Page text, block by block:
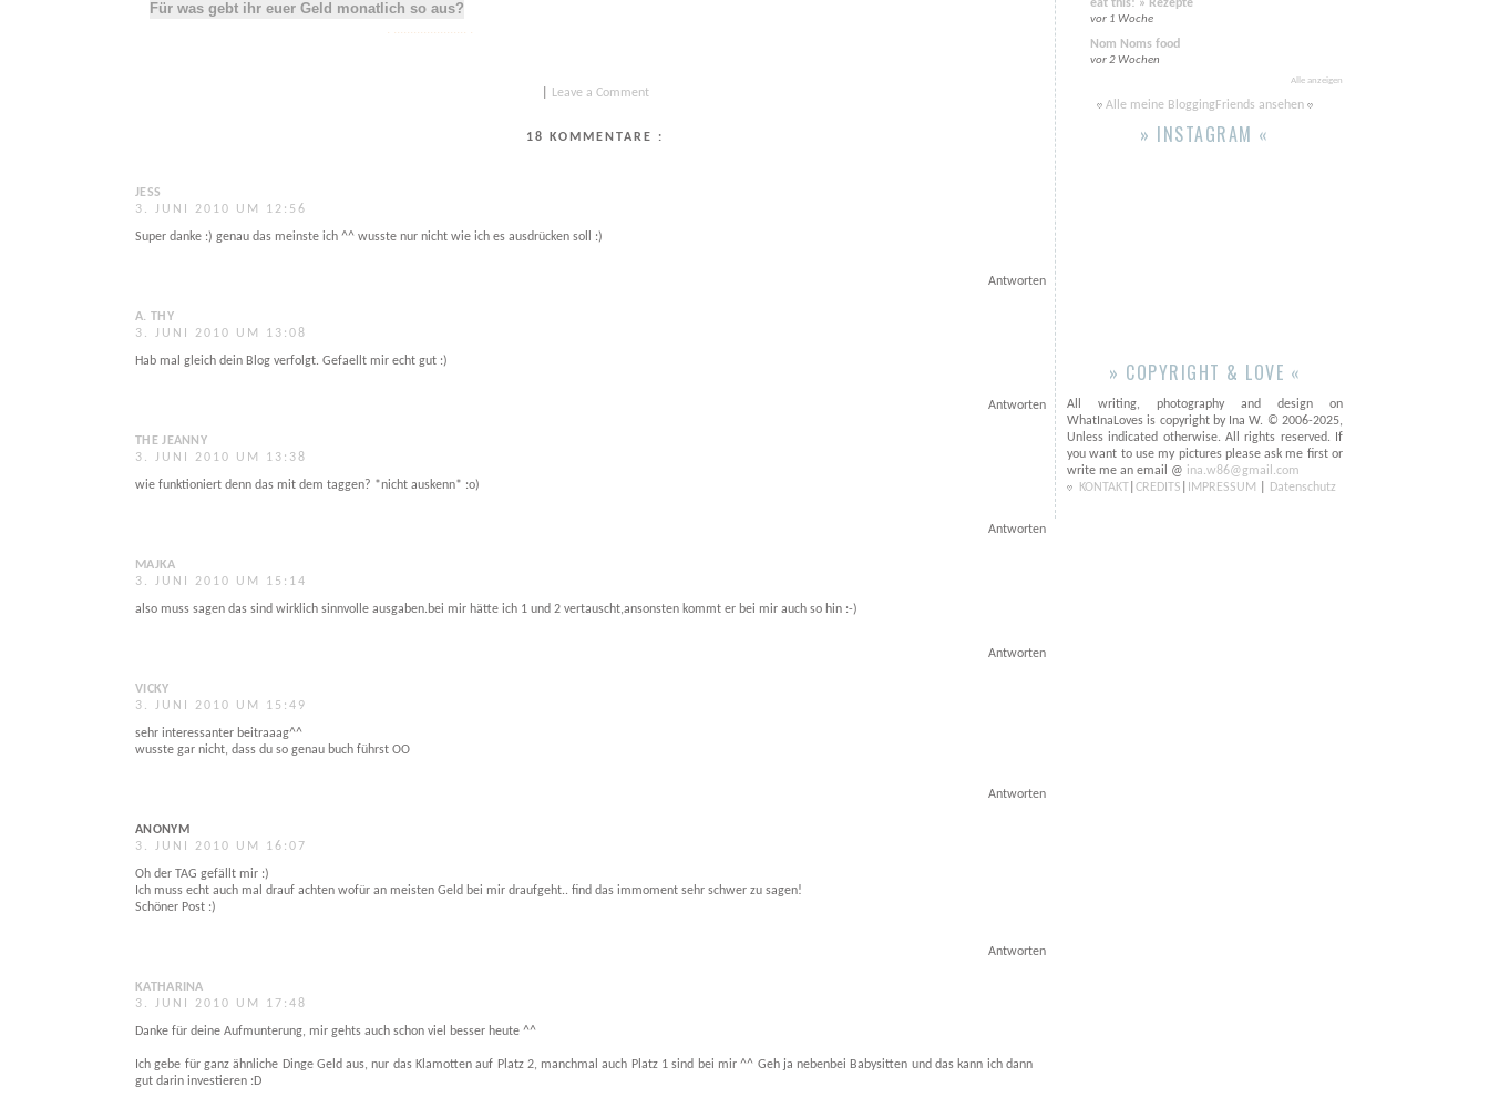
Für was gebt ihr euer Geld monatlich so aus?
. ...................... .
Leave a Comment
18 KOMMENTARE :
JESS
3. JUNI 2010 UM 12:56
Super danke :) genau das meinste ich ^^ wusste nur nicht wie ich es ausdrücken soll :)
Antworten
A. THY
3. JUNI 2010 UM 13:08
Hab mal gleich dein Blog verfolgt. Gefaellt mir echt gut :)
Antworten
THE JEANNY
3. JUNI 2010 UM 13:38
wie funktioniert denn das mit dem taggen? *nicht auskenn* :o)
Antworten
MAJKA
3. JUNI 2010 UM 15:14
also muss sagen das sind wirklich sinnvolle ausgaben.bei mir hätte ich 1 und 2 vertauscht,ansonsten kommt er bei mir auch so hin :-)
Antworten
VICKY
3. JUNI 2010 UM 15:49
sehr interessanter beitraaag^^
wusste gar nicht, dass du so genau buch führst OO
Antworten
ANONYM
3. JUNI 2010 UM 16:07
Oh der TAG gefällt mir :)
Ich muss echt auch mal drauf achten wofür an meisten Geld bei mir draufgeht.. find das immoment sehr schwer zu sagen!
Schöner Post :)
Antworten
KATHARINA
3. JUNI 2010 UM 17:48
Danke für deine Aufmunterung, mir gehts auch schon viel besser heute ^^
Ich gebe für ganz ähnliche Dinge Geld aus, nur das Klamotten auf Platz 2, manchmal auch Platz 1 sind bei mir ^^ Geh ja nebenbei Babysitten und das kann ich dann
gut darin investieren :D
eat this! » Rezepte
vor 1 Woche
Nom Noms food
vor 2 Wochen
Alle anzeigen
Alle meine BloggingFriends ansehen
» INSTAGRAM «
» COPYRIGHT & LOVE «
All writing, photography and design on
WhatInaLoves is copyright by Ina W. © 2006-2025,
Unless indicated otherwise. All rights reserved. If
you want to use my pictures please ask me first or
write me an email @ ina.w86@gmail.com
KONTAKT CREDITS IMPRESSUM Datenschutz